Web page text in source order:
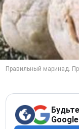
Google